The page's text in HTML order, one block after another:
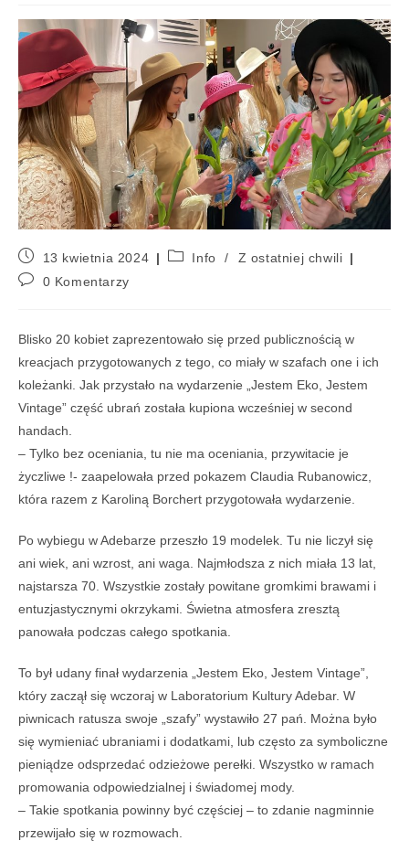
13 kwietnia 2024 Info /
Z ostatniej chwili
0 Komentarzy
Blisko 20 kobiet zaprezentowało się przed publicznością w
kreacjach przygotowanych z tego, co miały w szafach one i ich
koleżanki. Jak przystało na wydarzenie „Jestem Eko, Jestem
Vintage” część ubrań została kupiona wcześniej w second
handach.
– Tylko bez oceniania, tu nie ma oceniania, przywitacie je
życzliwe !- zaapelowała przed pokazem Claudia Rubanowicz,
która razem z Karoliną Borchert przygotowała wydarzenie.
Po wybiegu w Adebarze przeszło 19 modelek. Tu nie liczył się
ani wiek, ani wzrost, ani waga. Najmłodsza z nich miała 13 lat,
najstarsza 70. Wszystkie zostały powitane gromkimi brawami i
entuzjastycznymi okrzykami. Świetna atmosfera zresztą
panowała podczas całego spotkania.
To był udany finał wydarzenia „Jestem Eko, Jestem Vintage”,
który zaczął się wczoraj w Laboratorium Kultury Adebar. W
piwnicach ratusza swoje „szafy” wystawiło 27 pań. Można było
się wymieniać ubraniami i dodatkami, lub często za symboliczne
pieniądze odsprzedać odzieżowe perełki. Wszystko w ramach
promowania odpowiedzialnej i świadomej mody.
– Takie spotkania powinny być częściej – to zdanie nagminnie
przewijało się w rozmowach.